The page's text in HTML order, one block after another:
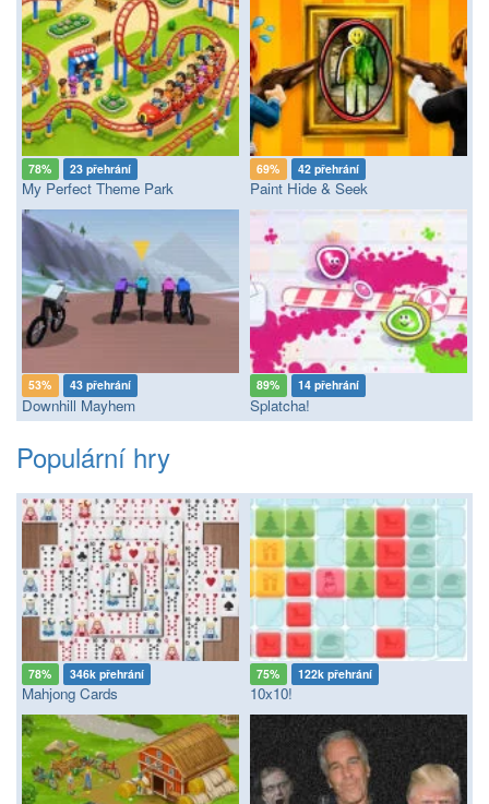
78% 23 přehrání
My Perfect Theme Park
69% 42 přehrání
Paint Hide & Seek
53% 43 přehrání
Downhill Mayhem
89% 14 přehrání
Splatcha!
Populární hry
78% 346k přehrání
Mahjong Cards
75% 122k přehrání
10x10!